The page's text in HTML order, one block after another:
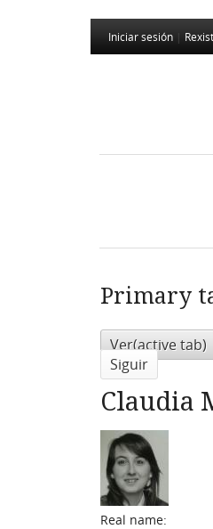
Iniciar sesión
Primary
Ver(active tab)
Siguir
Claudia
Real name: